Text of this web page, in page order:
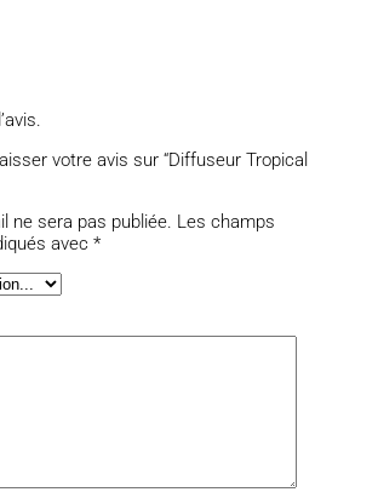
votre avis sur “Diffuseur Tropical
ne sera pas publiée. Les champs
avec *